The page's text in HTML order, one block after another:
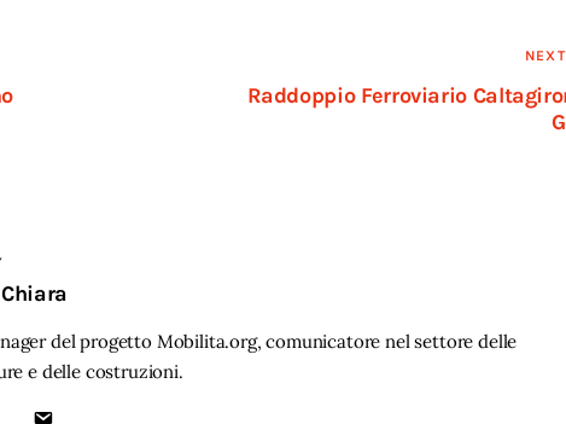
NEXT
Raddoppio Ferroviario
del progetto Mobilita.org, comunicatore nel settore delle
e delle costruzioni.